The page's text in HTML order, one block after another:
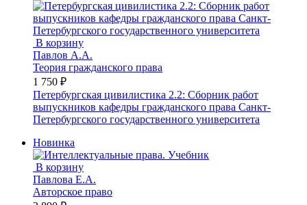
В корзину
Павлов А.А.
Теория гражданского права
1 750 ₽
Петербургская цивилистика 2.2: Сборник работ
выпускников кафедры гражданского права Санкт-
Петербургского государственного университета
Новинка
В корзину
Павлова Е.А.
Авторское право